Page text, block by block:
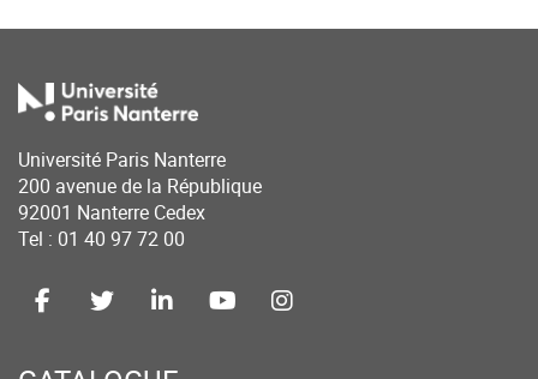
Université Paris Nanterre
200 avenue de la République
92001 Nanterre Cedex
Tel : 01 40 97 72 00